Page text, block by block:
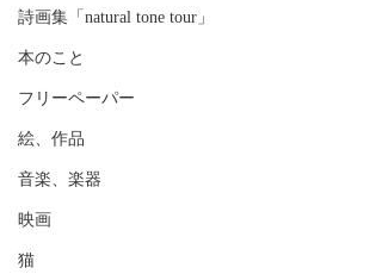
詩画集「natural tone tour」
本のこと
フリーペーパー
絵、作品
音楽、楽器
映画
猫